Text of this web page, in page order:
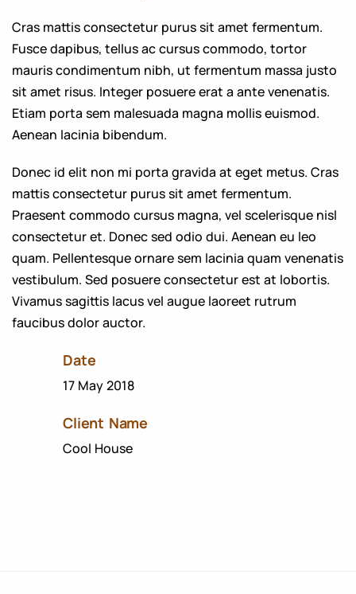
Cras mattis consectetur purus sit amet fermentum.
Fusce dapibus, tellus ac cursus commodo, tortor
mauris condimentum nibh, ut fermentum massa justo
sit amet risus. Integer posuere erat a ante venenatis.
Etiam porta sem malesuada magna mollis euismod.
Aenean lacinia bibendum.
Donec id elit non mi porta gravida at eget metus. Cras
mattis consectetur purus sit amet fermentum.
Praesent commodo cursus magna, vel scelerisque nisl
consectetur et. Donec sed odio dui. Aenean eu leo
quam. Pellentesque ornare sem lacinia quam venenatis
vestibulum. Sed posuere consectetur est at lobortis.
Vivamus sagittis lacus vel augue laoreet rutrum
faucibus dolor auctor.
Date
17 May 2018
Client Name
Cool House